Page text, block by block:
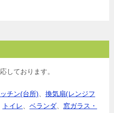
しております。
チン(台所)
換気扇(レンジフ
トイレ ベランダ
窓ガラス・